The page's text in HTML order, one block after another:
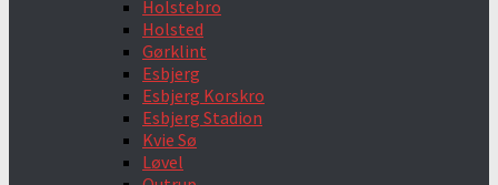
Holstebro
Holsted
Gørklint
Esbjerg
Esbjerg Korskro
Esbjerg Stadion
Kvie Sø
Løvel